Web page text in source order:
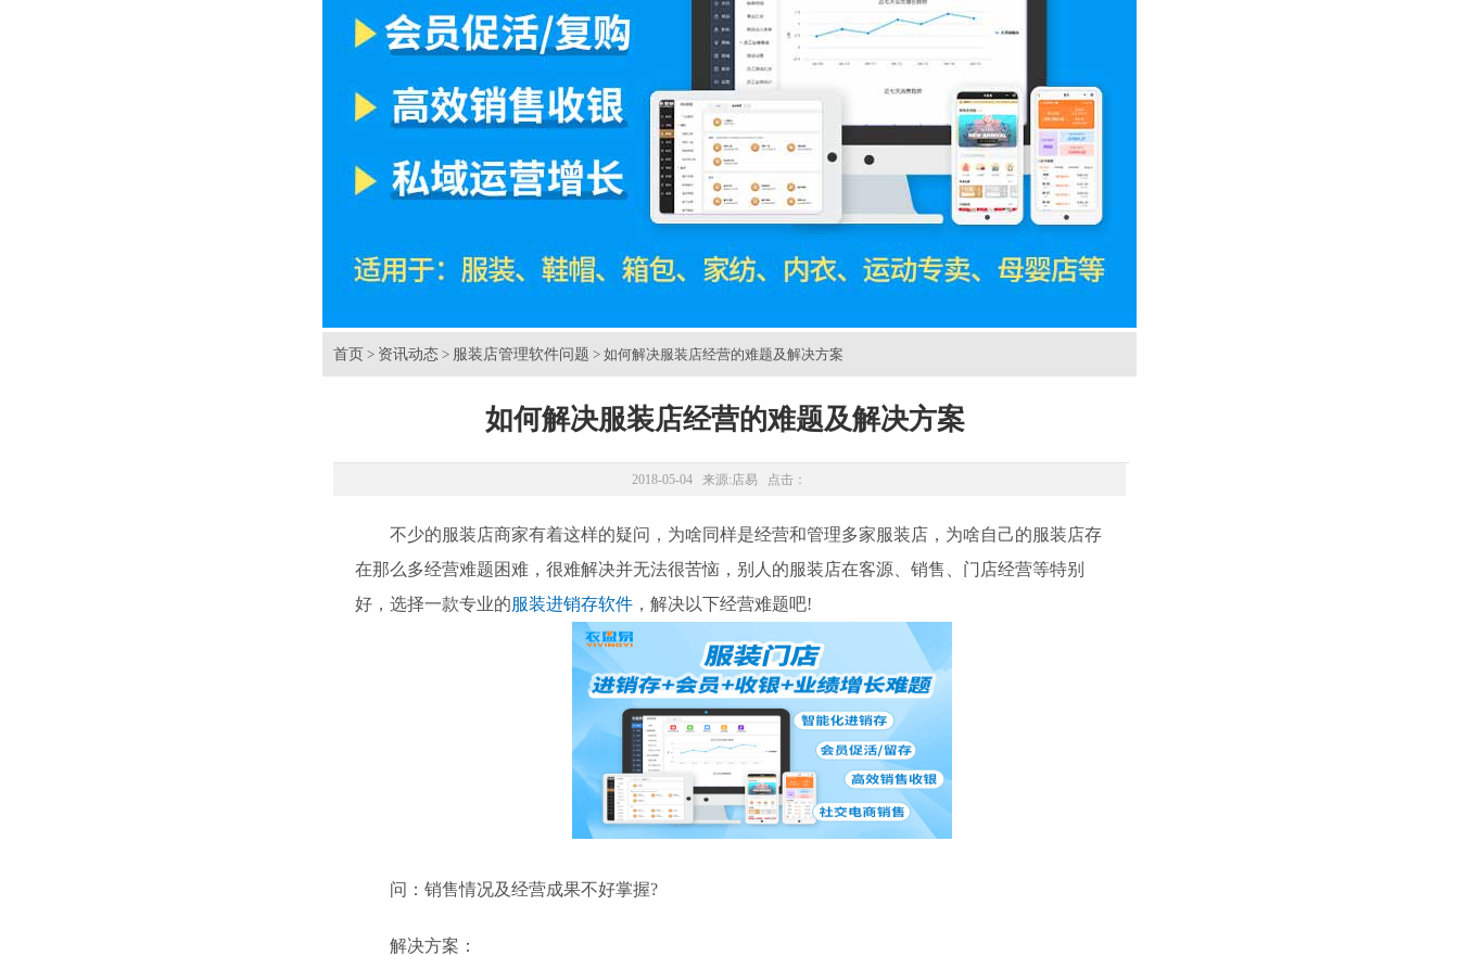
首页 > 资讯动态 > 服装店管理软件问题 > 如何解决服装店经营的难题及解决方案
如何解决服装店经营的难题及解决方案
2018-05-04 来源:店易 点击：
不少的服装店商家有着这样的疑问，为啥同样是经营和管理多家服装店，为啥自己的服装店存
在那么多经营难题困难，很难解决并无法很苦恼，别人的服装店在客源、销售、门店经营等特别
好，选择一款专业的服装进销存软件 ，解决以下经营难题吧!
问：销售情况及经营成果不好掌握?
解决方案：